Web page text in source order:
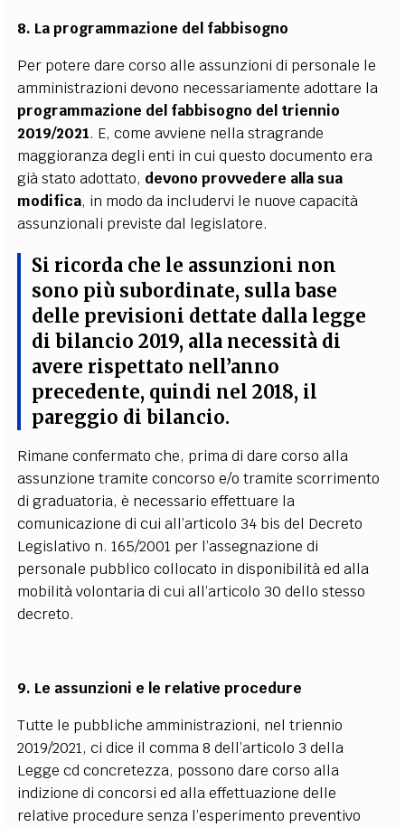
8. La programmazione del fabbisogno
Per potere dare corso alle assunzioni di personale le
amministrazioni devono necessariamente adottare la
programmazione del fabbisogno del triennio
2019/2021. E, come avviene nella stragrande
maggioranza degli enti in cui questo documento era
già stato adottato, devono provvedere alla sua
modifica, in modo da includervi le nuove capacità
assunzionali previste dal legislatore.
Si ricorda che le assunzioni non
sono più subordinate, sulla base
delle previsioni dettate dalla legge
di bilancio 2019, alla necessità di
avere rispettato nell’anno
precedente, quindi nel 2018, il
pareggio di bilancio.
Rimane confermato che, prima di dare corso alla
assunzione tramite concorso e/o tramite scorrimento
di graduatoria, è necessario effettuare la
comunicazione di cui all’articolo 34 bis del Decreto
Legislativo n. 165/2001 per l’assegnazione di
personale pubblico collocato in disponibilità ed alla
mobilità volontaria di cui all’articolo 30 dello stesso
decreto.
9. Le assunzioni e le relative procedure
Tutte le pubbliche amministrazioni, nel triennio
2019/2021, ci dice il comma 8 dell’articolo 3 della
Legge cd concretezza, possono dare corso alla
indizione di concorsi ed alla effettuazione delle
relative procedure senza l’esperimento preventivo